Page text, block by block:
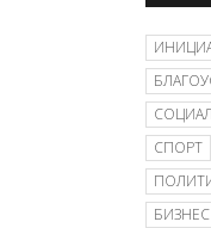
СПОРТ
БИЗНЕС